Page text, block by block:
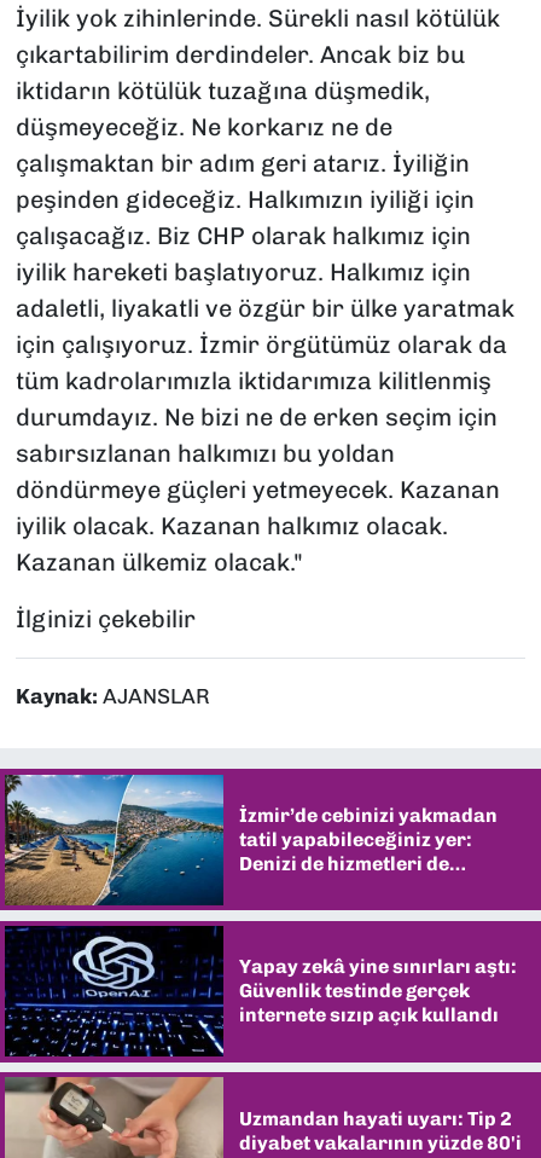
İyilik yok zihinlerinde. Sürekli nasıl kötülük
çıkartabilirim derdindeler. Ancak biz bu
iktidarın kötülük tuzağına düşmedik,
düşmeyeceğiz. Ne korkarız ne de
çalışmaktan bir adım geri atarız. İyiliğin
peşinden gideceğiz. Halkımızın iyiliği için
çalışacağız. Biz CHP olarak halkımız için
iyilik hareketi başlatıyoruz. Halkımız için
adaletli, liyakatli ve özgür bir ülke yaratmak
için çalışıyoruz. İzmir örgütümüz olarak da
tüm kadrolarımızla iktidarımıza kilitlenmiş
durumdayız. Ne bizi ne de erken seçim için
sabırsızlanan halkımızı bu yoldan
döndürmeye güçleri yetmeyecek. Kazanan
iyilik olacak. Kazanan halkımız olacak.
Kazanan ülkemiz olacak."
İlginizi çekebilir
Kaynak: AJANSLAR
İzmir’de cebinizi yakmadan
tatil yapabileceğiniz yer:
Denizi de hizmetleri de
Yapay zekâ yine sınırları aştı:
Güvenlik testinde gerçek
internete sızıp açık kullandı
Uzmandan hayati uyarı: Tip 2
diyabet vakalarının yüzde 80'i